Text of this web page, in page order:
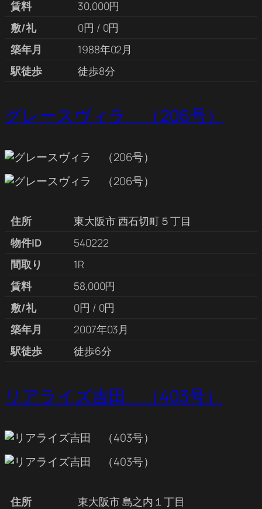
賃料
30,000円
敷/礼
0円 / 0円
築年月
1988年02月
駅徒歩
徒歩8分
グレースヴィラ （206号）
住所
東大阪市 西石切町５丁目
物件ID
540222
間取り
1R
賃料
58,000円
敷/礼
0円 / 0円
築年月
2007年03月
駅徒歩
徒歩6分
リアライズ吉田 （403号）
住所
東大阪市 島之内１丁目